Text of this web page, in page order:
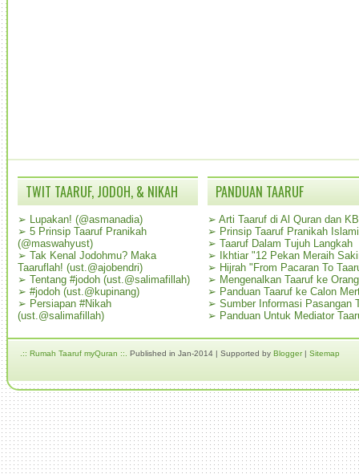
TWIT TAARUF, JODOH, & NIKAH
➢ Lupakan! (@asmanadia)
➢ 5 Prinsip Taaruf Pranikah
(@maswahyust)
➢ Tak Kenal Jodohmu? Maka
Taaruflah! (ust.@ajobendri)
➢ Tentang #jodoh (ust.@salimafillah)
➢ #jodoh (ust.@kupinang)
➢ Persiapan #Nikah
(ust.@salimafillah)
PANDUAN TAARUF
➢ Arti Taaruf di Al Quran dan
➢ Prinsip Taaruf Pranikah Islami
➢ Taaruf Dalam Tujuh Langkah
➢
Ikhtiar "12 Pekan Meraih
➢ Hijrah "From Pacaran To
➢ Mengenalkan Taaruf ke
➢ Panduan Taaruf ke Calon
➢ Sumber Informasi Pasangan
➢ Panduan Untuk Mediator
.:: Rumah Taaruf myQuran ::. Published in Jan-2014 | Supported by Blogger| Sitemap